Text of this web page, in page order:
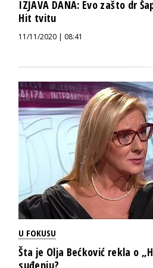
IZJAVA DANA: Evo zašto dr
Hit tvitu
11/11/2020 | 08:41
U FOKUSU
Šta je Olja Bećković rekla o
suđenju?